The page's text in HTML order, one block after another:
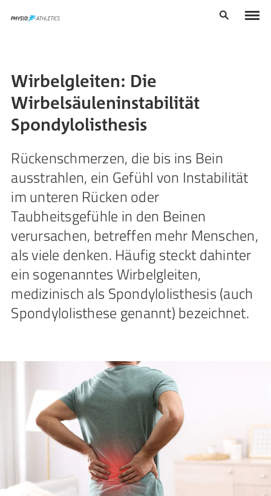
Wirbelgleiten: Die
Wirbelsäuleninstabilität
Spondylolisthesis
Rückenschmerzen, die bis ins Bein
ausstrahlen, ein Gefühl von Instabilität
im unteren Rücken oder
Taubheitsgefühle in den Beinen
verursachen, betreffen mehr Menschen,
als viele denken. Häufig steckt dahinter
ein sogenanntes Wirbelgleiten,
medizinisch als Spondylolisthesis (auch
Spondylolisthese genannt) bezeichnet.